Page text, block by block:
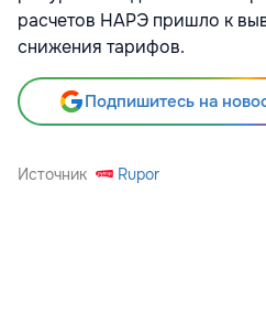
расчетов НАРЭ пришло к
снижения тарифов.
Подпишитесь на
Источник Rupor